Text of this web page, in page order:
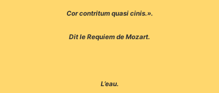
Cor contritum quasi cinis.».
Dit le Requiem de Mozart.
L’eau.